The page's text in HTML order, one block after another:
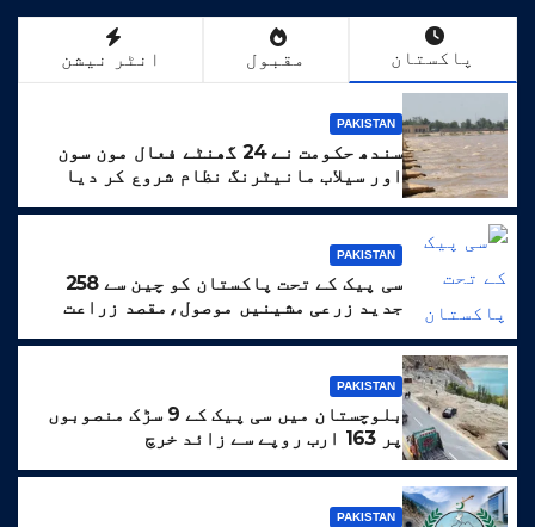
پاکستان مقبول انٹر نیشن
PAKISTAN
سندھ حکومت نے 24 گھنٹے فعال مون سون
اور سیلاب مانیٹرنگ نظام شروع کر دیا
PAKISTAN
سی پیک کے تحت پاکستان کو چین سے 258
جدید زرعی مشینیں موصول،مقصد زراعت
PAKISTAN
بلوچستان میں سی پیک کے 9 سڑک منصوبوں
پر 163 ارب روپے سے زائد خرچ
PAKISTAN